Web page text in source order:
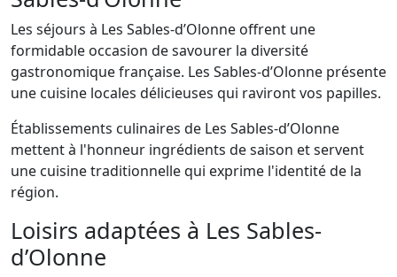
Les séjours à Les Sables-d’Olonne offrent une
formidable occasion de savourer la diversité
gastronomique française. Les Sables-d’Olonne présente
une cuisine locales délicieuses qui raviront vos papilles.
Établissements culinaires de Les Sables-d’Olonne
mettent à l'honneur ingrédients de saison et servent
une cuisine traditionnelle qui exprime l'identité de la
région.
Loisirs adaptées à Les Sables-
d’Olonne